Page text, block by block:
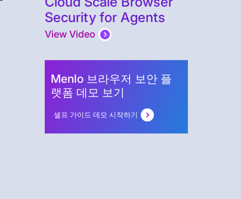
Security for Agents
View Video
Menlo 브라우저 보안 플
랫폼 데모 보기
셀프 가이드 데모 시작하기